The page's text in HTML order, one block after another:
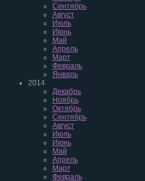
Сентябрь
Август
Июль
Июнь
Май
Апрель
Март
Февраль
Январь
2014
Декабрь
Ноябрь
Октябрь
Сентябрь
Август
Июль
Июнь
Май
Апрель
Март
Февраль